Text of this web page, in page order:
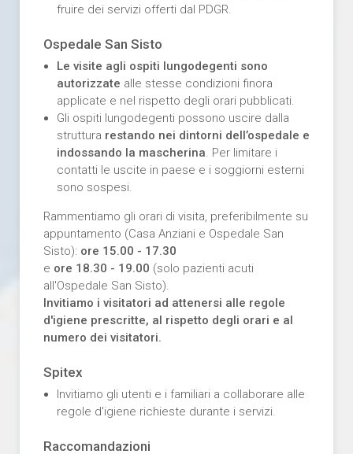
fruire dei servizi offerti dal PDGR.
Ospedale San Sisto
Le visite agli ospiti lungodegenti sono
autorizzate alle stesse condizioni finora
applicate e nel rispetto degli orari pubblicati.
Gli ospiti lungodegenti possono uscire dalla
struttura restando nei dintorni dell’ospedale e
indossando la mascherina. Per limitare i
contatti le uscite in paese e i soggiorni esterni
sono sospesi.
Rammentiamo gli orari di visita, preferibilmente su
appuntamento (Casa Anziani e Ospedale San
Sisto): ore 15.00 - 17.30
e ore 18.30 - 19.00 (solo pazienti acuti
all'Ospedale San Sisto).
Invitiamo i visitatori ad attenersi alle regole
d'igiene prescritte, al rispetto degli orari e al
numero dei visitatori.
Spitex
Invitiamo gli utenti e i familiari a collaborare alle
regole d'igiene richieste durante i servizi.
Raccomandazioni